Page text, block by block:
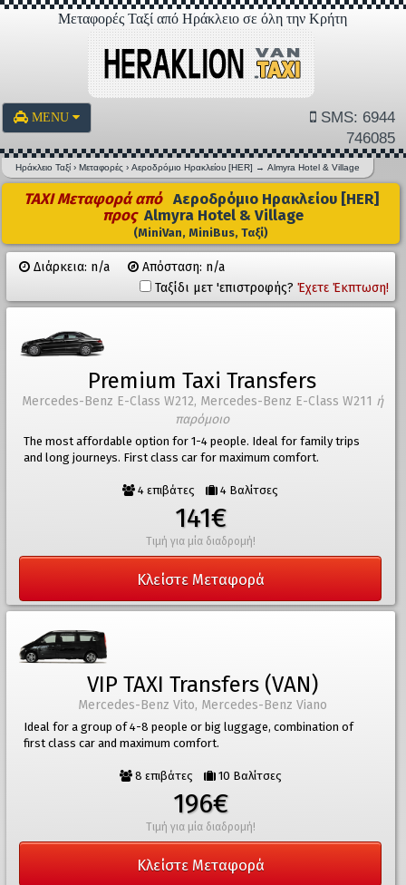
Μεταφορές Ταξί από Ηράκλειο σε όλη την Κρήτη
MENU
SMS: 6944
746085
Ηράκλειο Ταξί ›Μεταφορές ›Αεροδρόμιο Ηρακλείου [HER] →Almyra Hotel & Village
TAXI Μεταφορά από Αεροδρόμιο Ηρακλείου [HER]
προςAlmyra Hotel & Village
(MiniVan, MiniBus, Ταξί)
Διάρκεια: n/a
Απόσταση: n/a
Ταξίδι μετ 'επιστροφής?Έχετε Έκπτωση!
Premium Taxi Transfers
Mercedes-Benz E-Class W212, Mercedes-Benz E-Class W211 ή
παρόμοιο
The most affordable option for 1-4 people. Ideal for family trips
and long journeys. First class car for maximum comfort.
4 επιβάτες 4 Βαλίτσες
141€
Τιμή για μία διαδρομή!
Κλείστε Μεταφορά
VIP TAXI Transfers (VAN)
Mercedes-Benz Vito, Mercedes-Benz Viano
Ideal for a group of 4-8 people or big luggage, combination of
first class car and maximum comfort.
8 επιβάτες 10 Βαλίτσες
196€
Τιμή για μία διαδρομή!
Κλείστε Μεταφορά